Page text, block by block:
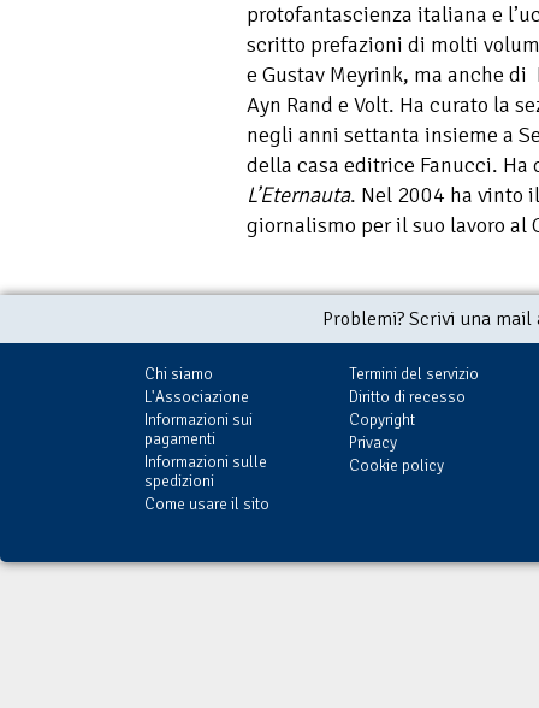
protofantascienza italiana e
scritto prefazioni di molti
e Gustav Meyrink, ma anche
Ayn Rand e Volt. Ha curato la
negli anni settanta insieme a
della casa editrice Fanucci.
L’Eternauta. Nel 2004 ha vinto
giornalismo per il suo lavoro al
Problemi? Scrivi una
Chi siamo
L'Associazione
Informazioni sui
pagamenti
Informazioni sulle
spedizioni
Come usare il sito
Termini del servizio
Diritto di recesso
Copyright
Privacy
Cookie policy